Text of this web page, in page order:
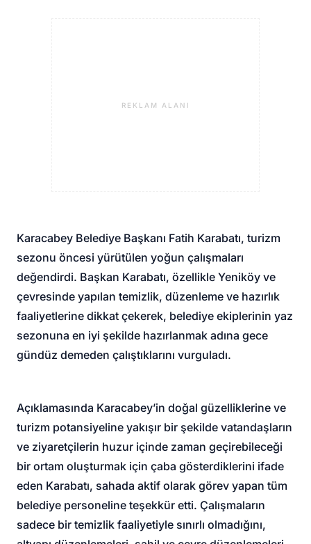
REKLAM ALANI
Karacabey Belediye Başkanı Fatih Karabatı, turizm
sezonu öncesi yürütülen yoğun çalışmaları
değendirdi. Başkan Karabatı, özellikle Yeniköy ve
çevresinde yapılan temizlik, düzenleme ve hazırlık
faaliyetlerine dikkat çekerek, belediye ekiplerinin yaz
sezonuna en iyi şekilde hazırlanmak adına gece
gündüz demeden çalıştıklarını vurguladı.
Açıklamasında Karacabey’in doğal güzelliklerine ve
turizm potansiyeline yakışır bir şekilde vatandaşların
ve ziyaretçilerin huzur içinde zaman geçirebileceği
bir ortam oluşturmak için çaba gösterdiklerini ifade
eden Karabatı, sahada aktif olarak görev yapan tüm
belediye personeline teşekkür etti. Çalışmaların
sadece bir temizlik faaliyetiyle sınırlı olmadığını,